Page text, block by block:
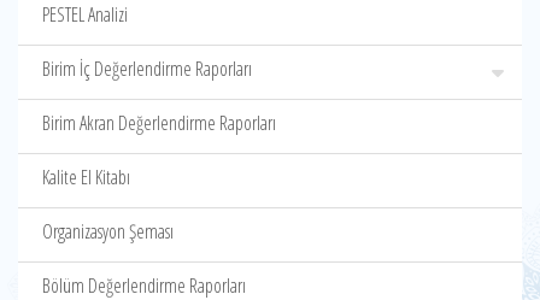
PESTEL Analizi
Birim İç Değerlendirme Raporları
Birim Akran Değerlendirme Raporları
Kalite El Kitabı
Organizasyon Şeması
Bölüm Değerlendirme Raporları